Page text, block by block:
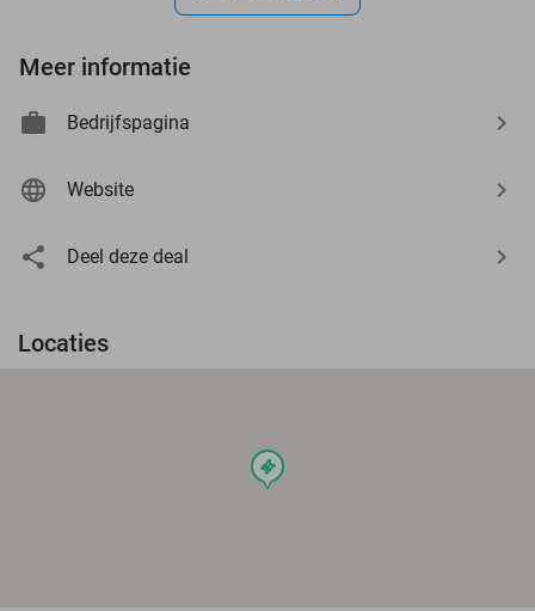
Meer informatie
Bedrijfspagina
Website
Deel deze deal
Locaties
events